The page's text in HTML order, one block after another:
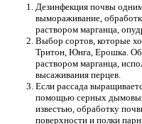
Дезинфекция почвы
вымораживание,
раствором марганца,
Выбор сортов, которые
Тритон, Юнга, Ерошка.
раствором марганца,
высаживания перцев.
Если рассада
помощью серных
известью, обработку
поверхности и полки